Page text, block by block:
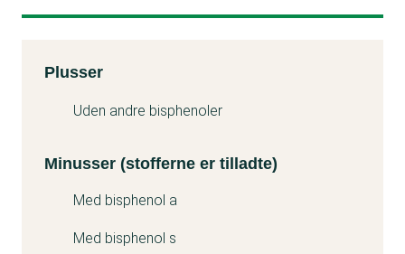
Kemitest
Plusser
Uden andre bisphenoler
Minusser (stofferne er tilladte)
Med bisphenol a
Med bisphenol s